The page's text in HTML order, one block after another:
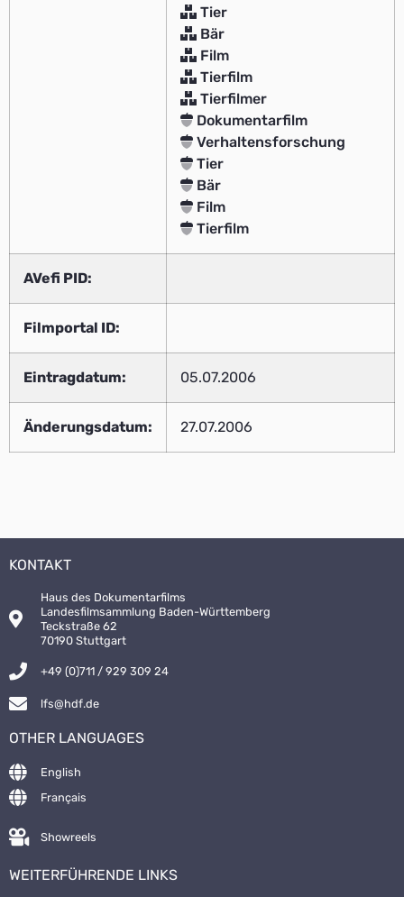
Tier
Bär
Film
Tierfilm
Tierfilmer
Dokumentarfilm
Verhaltensforschung
Tier
Bär
Film
Tierfilm
AVefi PID:
Filmportal ID:
Eintragdatum: 05.07.2006
Änderungsdatum: 27.07.2006
KONTAKT
Haus des Dokumentarfilms
Landesfilmsammlung Baden-Württemberg
Teckstraße 62
70190 Stuttgart
+49 (0)711 / 929 309 24
lfs@hdf.de
OTHER LANGUAGES
English
Français
Showreels
WEITERFÜHRENDE LINKS